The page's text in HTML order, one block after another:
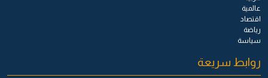
عالمية
اقتصاد
رياضة
سياسة
روابط سريعة